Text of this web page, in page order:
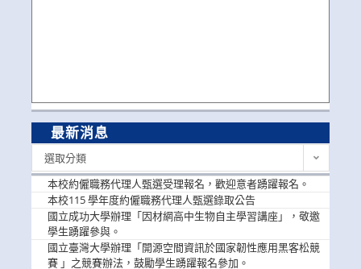
最新消息
選取分類
本校約僱職務代理人甄選受理報名，歡迎意者踴躍報名。
本校115 學年度約僱職務代理人甄選錄取公告
國立成功大學辦理「因材網高中生物自主學習講座」，敬邀
學生踴躍參與。
國立臺灣大學辦理「開源空間資訊於國家韌性應用黑客松競
賽 」之競賽辦法，鼓勵學生踴躍報名參加。